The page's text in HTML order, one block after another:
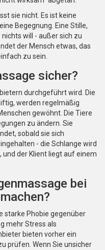
sie nicht. Es ist keine
Begegnung. Eine Stille,
will - außer sich zu
der Mensch etwas, das
zu sein.
sicher?
durchgeführt wird. Die
werden regelmäßig
gewöhnt. Die Tiere
zu ändern. Sie
sobald sie sich
- die Schlange wird
der Klient liegt auf einem
bei
starke Phobie gegenüber
mehr Stress als
bieten vorher ein
prüfen. Wenn Sie unsicher